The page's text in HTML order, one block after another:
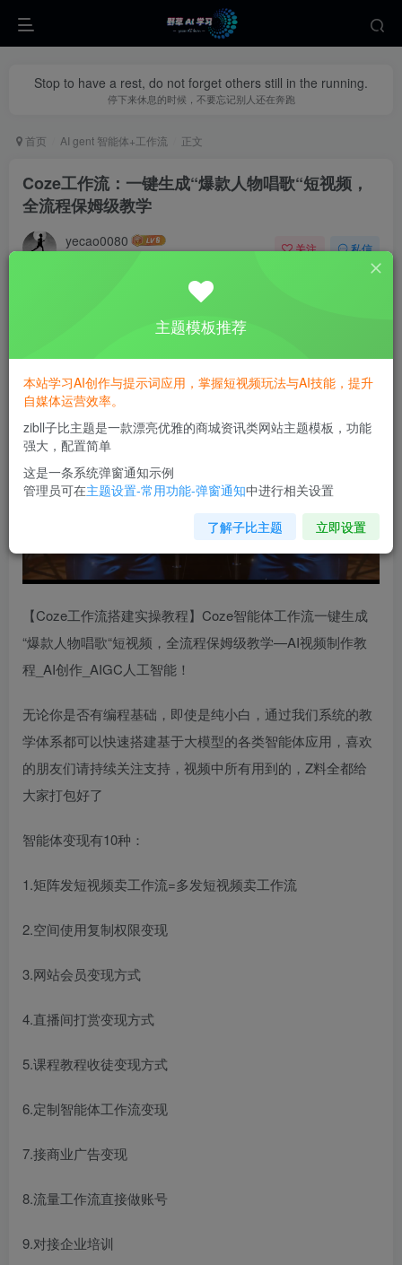
Stop to have a rest, do not forget others still in the running.
停下来休息的时候，不要忘记别人还在奔跑
首页 AI gent 智能体+工作流 正文
Coze工作流：一键生成“爆款人物唱歌“短视频，
全流程保姆级教学
yecao0080 关注 私信
【Coze工作流搭建实操教程】Coze智能体工作流一键生成
“爆款人物唱歌“短视频，全流程保姆级教学—AI视频制作教
程_AI创作_AIGC人工智能！
无论你是否有编程基础，即使是纯小白，通过我们系统的教
学体系都可以快速搭建基于大模型的各类智能体应用，喜欢
的朋友们请持续关注支持，视频中所有用到的，Z料全都给
大家打包好了
智能体变现有10种：
1.矩阵发短视频卖工作流=多发短视频卖工作流
2.空间使用复制权限变现
3.网站会员变现方式
4.直播间打赏变现方式
5.课程教程收徒变现方式
6.定制智能体工作流变现
7.接商业广告变现
8.流量工作流直接做账号
9.对接企业培训
主题模板推荐
本站学习AI创作与提示词应用，掌握短视频玩法与AI技能，提升
自媒体运营效率。
zibll子比主题是一款漂亮优雅的商城资讯类网站主题模板，功能
强大，配置简单
这是一条系统弹窗通知示例
管理员可在主题设置-常用功能-弹窗通知中进行相关设置
了解子比主题 立即设置